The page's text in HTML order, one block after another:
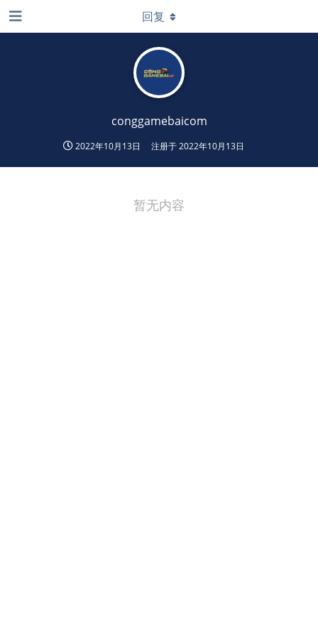
conggamebaicom
2022年10月13日 注册于2022年10月13日
回复
暂无内容